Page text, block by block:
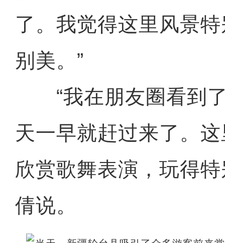
了。我觉得这里风景
别美。”
“我在朋友圈看到了
天一早就赶过来了。
欣赏歌舞表演，玩得
倩说。